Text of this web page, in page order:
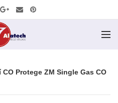
Protege ZM Single Gas CO